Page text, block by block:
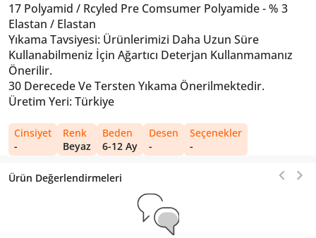
17 Polyamid / Rcyled Pre Comsumer Polyamide - % 3
Elastan / Elastan
Yıkama Tavsiyesi: Ürünlerimizi Daha Uzun Süre
Kullanabilmeniz İçin Ağartıcı Deterjan Kullanmamanız
Önerilir.
30 Derecede Ve Tersten Yıkama Önerilmektedir.
Üretim Yeri: Türkiye
Cinsiyet
-
Renk
Beyaz
Beden
6-12 Ay
Desen
-
Seçenekler
-
Ürün Değerlendirmeleri